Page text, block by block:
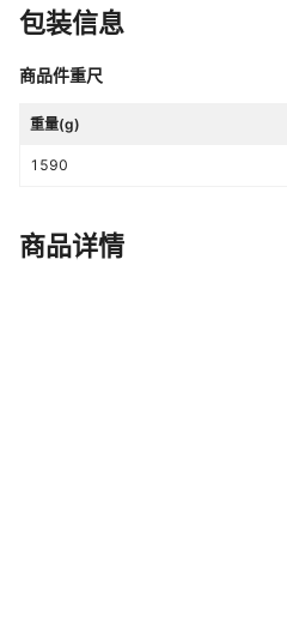
生产企业
包装信息
商品件重尺
重量(g)
1590
商品详情